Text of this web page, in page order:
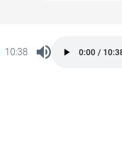
10:38